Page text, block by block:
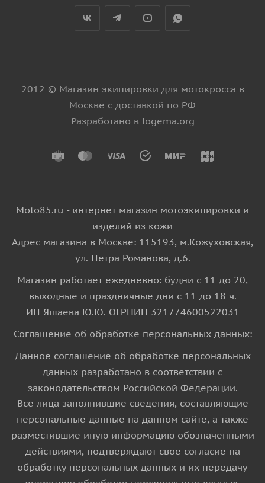
2012 © Магазин экипировки для мотокросса в
Москве с доставкой по РФ
Разработано в logema.org
Moto85.ru - интернет магазин мотоэкипировки и
изделий из кожи
Адрес магазина в Москве: 115193, м.Кожуховская,
ул. Петра Романова, д.6.
Магазин работает ежедневно: будни с 11 до 20,
выходные и праздничные дни с 11 до 18 ч.
ИП Яшаева Ю.Ю. ОГРНИП 321774600522031
Соглашение об обработке персональных данных:
Данное соглашение об обработке персональных
данных разработано в соответствии с
законодательством Российской Федерации.
Все лица заполнившие сведения, составляющие
персональные данные на данном сайте, а также
разместившие иную информацию обозначенными
действиями, подтверждают свое согласие на
обработку персональных данных и их передачу